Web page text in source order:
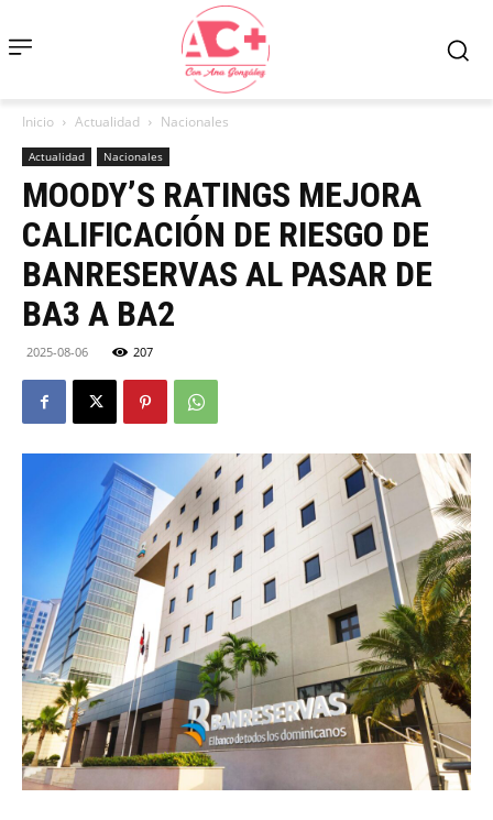
Inicio Actualidad Nacionales
Actualidad Nacionales
MOODY’S RATINGS MEJORA
CALIFICACIÓN DE RIESGO DE
BANRESERVAS AL PASAR DE
BA3 A BA2
2025-08-06 207